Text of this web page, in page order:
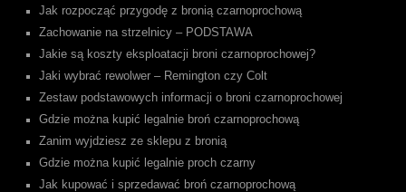
Jak rozpocząć przygodę z bronią czarnoprochową
Zachowanie na strzelnicy – PODSTAWA
Jakie są koszty eksploatacji broni czarnoprochowej?
Jaki wybrać rewolwer – Remington czy Colt
Zestaw podstawowych informacji o broni czarnoprochowej
Gdzie można kupić legalnie broń czarnoprochową
Zanim wyjdziesz ze sklepu z bronią
Gdzie można kupić legalnie proch czarny
Jak kupować i sprzedawać broń czarnoprochową